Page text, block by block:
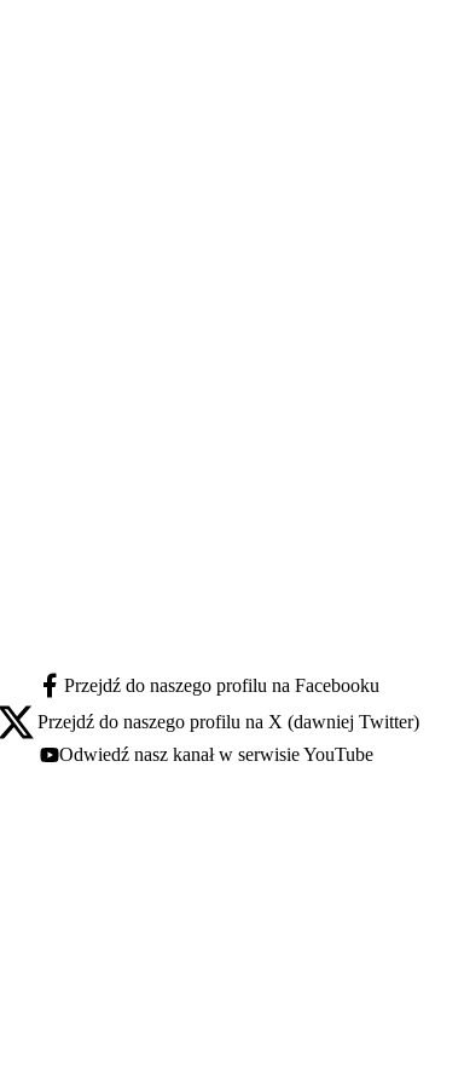
facebook - otwiera się w nowej karcie
Przejdź do naszego profilu na Facebooku
x - otwiera się w nowej karcie
Przejdź do naszego profilu na X (dawniej Twitter)
youtube - otwiera się w nowej karcie
Odwiedź nasz kanał w serwisie YouTube